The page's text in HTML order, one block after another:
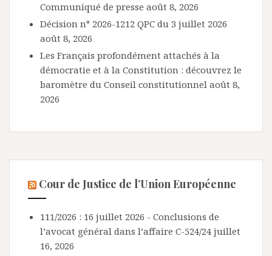
Communiqué de presse août 8, 2026
Décision n° 2026-1212 QPC du 3 juillet 2026
août 8, 2026
Les Français profondément attachés à la
démocratie et à la Constitution : découvrez le
baromètre du Conseil constitutionnel août 8,
2026
Cour de Justice de l’Union Européenne
111/2026 : 16 juillet 2026 - Conclusions de
l’avocat général dans l’affaire C-524/24 juillet
16, 2026